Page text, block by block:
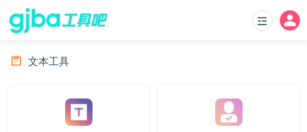
文本工具